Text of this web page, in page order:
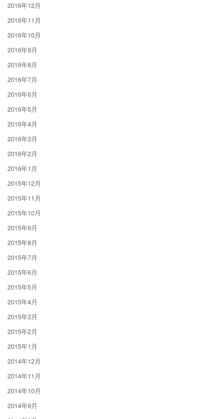
2016年12月
2016年11月
2016年10月
2016年9月
2016年8月
2016年7月
2016年6月
2016年5月
2016年4月
2016年3月
2016年2月
2016年1月
2015年12月
2015年11月
2015年10月
2015年9月
2015年8月
2015年7月
2015年6月
2015年5月
2015年4月
2015年3月
2015年2月
2015年1月
2014年12月
2014年11月
2014年10月
2014年9月